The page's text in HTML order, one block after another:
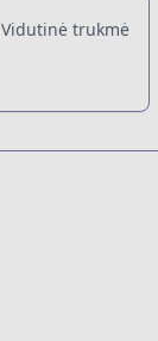
Vidutinė trukmė